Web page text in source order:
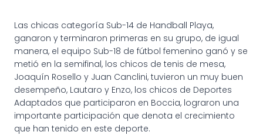
Las chicas categoría Sub-14 de Handball Playa,
ganaron y terminaron primeras en su grupo, de igual
manera, el equipo Sub-18 de fútbol femenino ganó y se
metió en la semifinal, los chicos de tenis de mesa,
Joaquín Rosello y Juan Canclini, tuvieron un muy buen
desempeño, Lautaro y Enzo, los chicos de Deportes
Adaptados que participaron en Boccia, lograron una
importante participación que denota el crecimiento
que han tenido en este deporte.